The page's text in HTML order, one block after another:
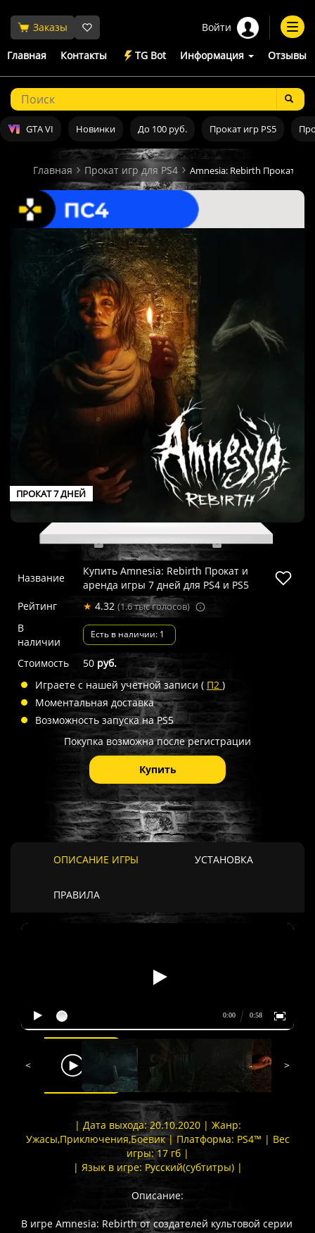
Заказы Войти
Главная Контакты TG Bot Информация Отзывы
GTA VI Новинки До 100 руб. Прокат игр PS5
Главная Прокат игр для PS4 Amnesia: Rebirth Прокат и
ПРОКАТ 7 ДНЕЙ
Название
Купить Amnesia: Rebirth Прокат и
аренда игры 7 дней для PS4 и PS5
Рейтинг
★ 4.32 (1.6 тыс голосов)
В
наличии
Есть в наличии: 1
Стоимость 50 руб.
Играете с нашей учётной записи ( П2 )
Моментальная доставка
Возможность запуска на PS5
Покупка возможна после регистрации
Купить
ОПИСАНИЕ ИГРЫ УСТАНОВКА
ПРАВИЛА
< >
| Дата выхода: 20.10.2020 | Жанр:
Ужасы,Приключения,Боевик | Платформа: PS4™ | Вес
игры: 17 гб |
| Язык в игре: Русский(субтитры) |
Описание:
В игре Amnesia: Rebirth от создателей культовой серии